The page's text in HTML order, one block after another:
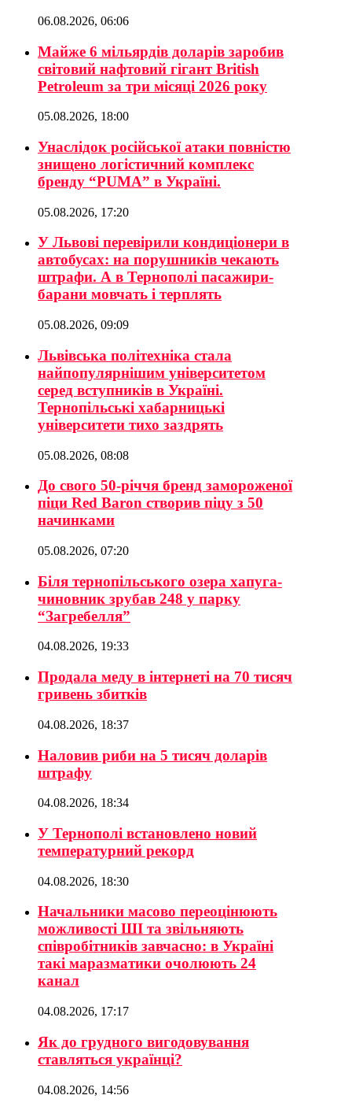
06.08.2026, 06:06
Майже 6 мільярдів доларів заробив
світовий нафтовий гігант British
Petroleum за три місяці 2026 року
05.08.2026, 18:00
Унаслідок російської атаки повністю
знищено логістичний комплекс
бренду “PUMA” в Україні.
05.08.2026, 17:20
У Львові перевірили кондиціонери в
автобусах: на порушників чекають
штрафи. А в Тернополі пасажири-
барани мовчать і терплять
05.08.2026, 09:09
Львівська політехніка стала
найпопулярнішим університетом
серед вступників в Україні.
Тернопільські хабарницькі
університети тихо заздрять
05.08.2026, 08:08
До свого 50-річчя бренд замороженої
піци Red Baron створив піцу з 50
начинками
05.08.2026, 07:20
Біля тернопільського озера хапуга-
чиновник зрубав 248 у парку
“Загребелля”
04.08.2026, 19:33
Продала меду в інтернеті на 70 тисяч
гривень збитків
04.08.2026, 18:37
Наловив риби на 5 тисяч доларів
штрафу
04.08.2026, 18:34
У Тернополі встановлено новий
температурний рекорд
04.08.2026, 18:30
Начальники масово переоцінюють
можливості ШІ та звільняють
співробітників завчасно: в Україні
такі маразматики очолюють 24
канал
04.08.2026, 17:17
Як до грудного вигодовування
ставляться українці?
04.08.2026, 14:56